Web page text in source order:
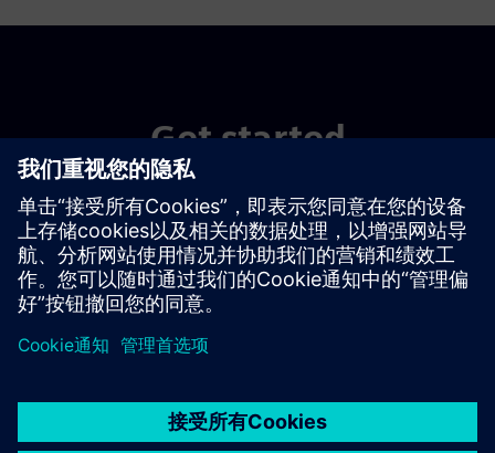
Get started
Buy now